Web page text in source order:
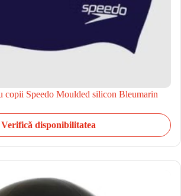
copii Speedo Moulded silicon Bleumarin
Verifică disponibilitatea